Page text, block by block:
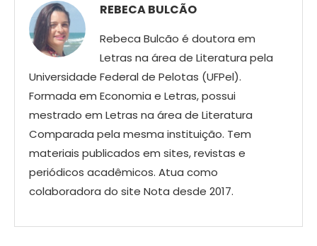
REBECA BULCÃO
Rebeca Bulcão é doutora em
Letras na área de Literatura pela
Universidade Federal de Pelotas (UFPel).
Formada em Economia e Letras, possui
mestrado em Letras na área de Literatura
Comparada pela mesma instituição. Tem
materiais publicados em sites, revistas e
periódicos acadêmicos. Atua como
colaboradora do site Nota desde 2017.